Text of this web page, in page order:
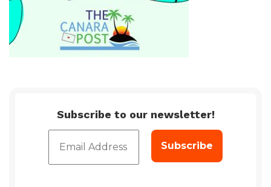
Subscribe to our newsletter!